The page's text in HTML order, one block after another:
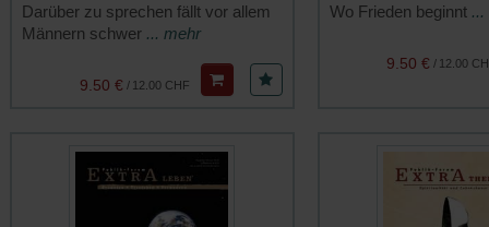
Darüber zu sprechen fällt vor allem
Männern schwer ... mehr
12.00 CHF
/
9.50 €
Wo Frieden beginnt ...
12.00
/
9.50 €